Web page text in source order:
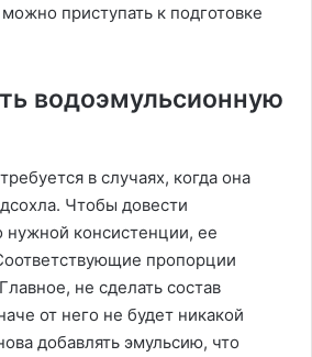
приступать к подготовке
водоэмульсионную
в случаях, когда она
Чтобы довести
нужной консистенции, ее
пропорции
не сделать состав
от него не будет никакой
добавлять эмульсию, что